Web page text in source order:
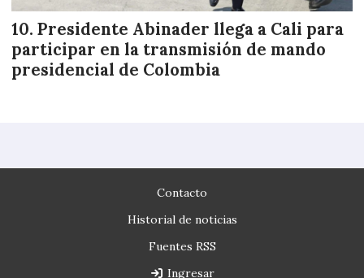
Presidente Abinader llega a Cali para
participar en la transmisión de mando
presidencial de Colombia
Contacto
Historial de noticias
Fuentes RSS
Ingresar